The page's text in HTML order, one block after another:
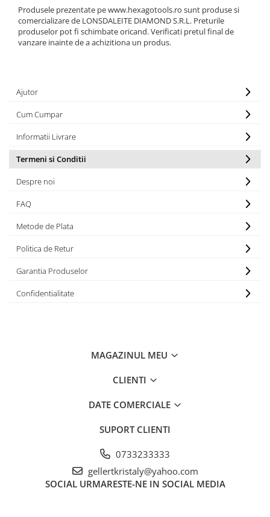
Aparat taiat cu plasma
Aparate sudura
Masca de sudura
Vibrator beton
Scule Atelier Auto
Accesorii / consumabile atelier
Ambreiaj
Aparat masina dejantat echilibrat
Blocaj distributie
Chei
Biti hex/torx/spline
Dulap scule echipat si neechipat
Extractoare / Prese
Produsele prezentate pe www.hexagotools.ro sunt produse si
comercializare de LONSDALEITE DIAMOND S.R.L. Preturile
produselor pot fi schimbate oricand. Verificati pretul final de
vanzare inainte de a achizitiona un produs.
Ajutor
Cum Cumpar
Informatii Livrare
Termeni si Conditii
Despre noi
FAQ
Metode de Plata
Politica de Retur
Garantia Produselor
Confidentialitate
MAGAZINUL MEU
CLIENTI
DATE COMERCIALE
SUPORT CLIENTI
0733233333
gellertkristaly@yahoo.com
SOCIAL URMARESTE-NE IN SOCIAL MEDIA